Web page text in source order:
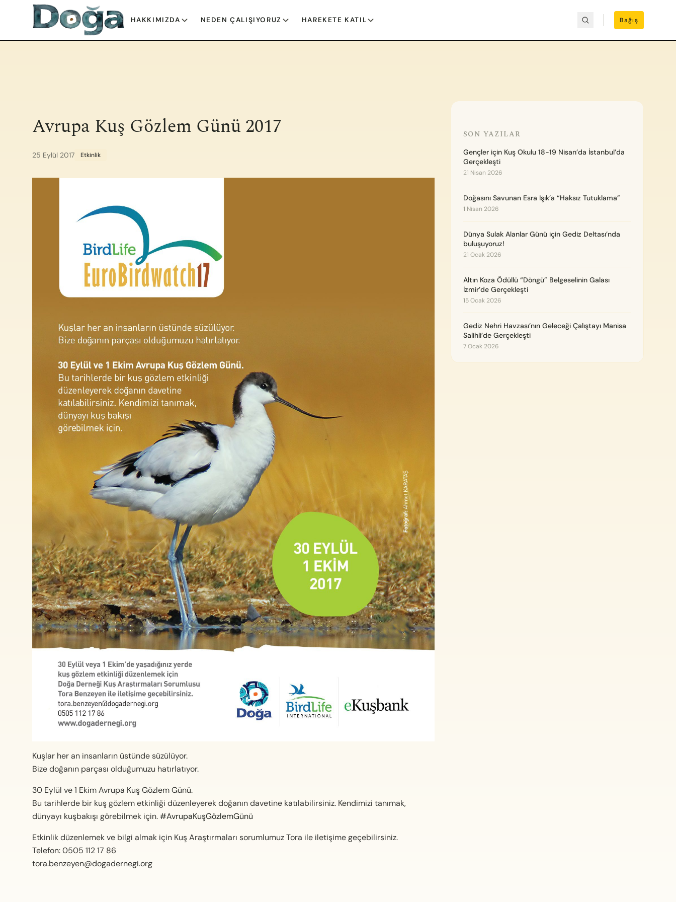
İçeriğe geç
HAKKIMIZDA NEDEN ÇALIŞIYORUZ HAREKETE KATIL Bağış
Avrupa Kuş Gözlem Günü 2017
25 Eylül 2017 Etkinlik
Kuşlar her an insanların üstünde süzülüyor.
Bize doğanın parçası olduğumuzu hatırlatıyor.
30 Eylül ve 1 Ekim Avrupa Kuş Gözlem Günü.
Bu tarihlerde bir kuş gözlem etkinliği düzenleyerek doğanın davetine katılabilirsiniz. Kendimizi tanımak,
dünyayı kuşbakışı görebilmek için.#AvrupaKuşGözlemGünü
Etkinlik düzenlemek ve bilgi almak için Kuş Araştırmaları sorumlumuz Tora ile iletişime geçebilirsiniz.
Telefon: 0505 112 17 86
tora.benzeyen@dogadernegi.org
SON YAZILAR
Gençler için Kuş Okulu 18-19 Nisan’da İstanbul’da
Gerçekleşti
21 Nisan 2026
Doğasını Savunan Esra Işık’a “Haksız Tutuklama”
1 Nisan 2026
Dünya Sulak Alanlar Günü için Gediz Deltası’nda
buluşuyoruz!
21 Ocak 2026
Altın Koza Ödüllü “Döngü” Belgeselinin Galası
İzmir’de Gerçekleşti
15 Ocak 2026
Gediz Nehri Havzası’nın Geleceği Çalıştayı Manisa
Salihli’de Gerçekleşti
7 Ocak 2026